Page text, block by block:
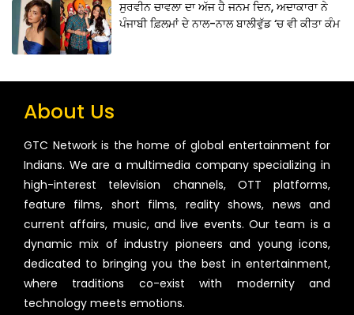
ਸੁਰਵੀਨ ਚਾਵਲਾ ਦਾ ਅੱਜ ਹੈ ਜਨਮ ਦਿਨ, ਅਦਾਕਾਰਾ ਨੇ
ਪੰਜਾਬੀ ਫ਼ਿਲਮਾਂ ਦੇ ਨਾਲ-ਨਾਲ ਬਾਲੀਵੁੱਡ ‘ਚ ਵੀ ਕੀਤਾ ਕੰਮ
About Us
GTC Network is the home of global entertainment for
Indians. We are a multimedia company specializing in
high-interest television channels, OTT platforms,
feature films, short films, reality shows, news and
current affairs, music, and live events. Our team is a
dynamic mix of industry pioneers and young icons,
dedicated to bringing you the best in entertainment,
where traditions co-exist with modernity and
technology meets emotions.